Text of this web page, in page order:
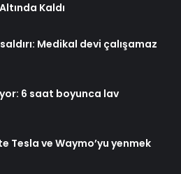
Kaldı
Medikal devi çalışamaz
6 saat boyunca lav
Tesla ve Waymo’yu yenmek